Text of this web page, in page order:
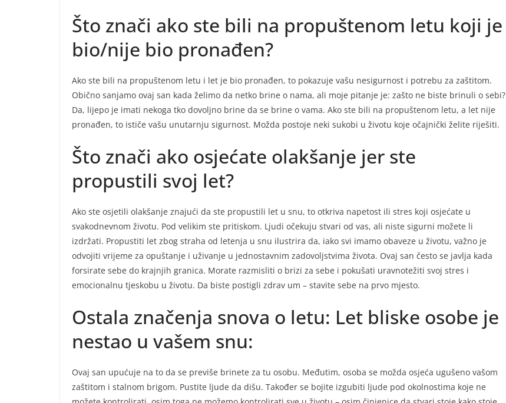
Što znači ako ste bili na propuštenom letu koji je
bio/nije bio pronađen?
Ako ste bili na propuštenom letu i let je bio pronađen, to pokazuje vašu nesigurnost i potrebu za zaštitom.
Obično sanjamo ovaj san kada želimo da netko brine o nama, ali moje pitanje je: zašto ne biste brinuli o sebi?
Da, lijepo je imati nekoga tko dovoljno brine da se brine o vama. Ako ste bili na propuštenom letu, a let nije
pronađen, to ističe vašu unutarnju sigurnost. Možda postoje neki sukobi u životu koje očajnički želite riješiti.
Što znači ako osjećate olakšanje jer ste
propustili svoj let?
Ako ste osjetili olakšanje znajući da ste propustili let u snu, to otkriva napetost ili stres koji osjećate u
svakodnevnom životu. Pod velikim ste pritiskom. Ljudi očekuju stvari od vas, ali niste sigurni možete li
izdržati. Propustiti let zbog straha od letenja u snu ilustrira da, iako svi imamo obaveze u životu, važno je
odvojiti vrijeme za opuštanje i uživanje u jednostavnim zadovoljstvima života. Ovaj san često se javlja kada
forsirate sebe do krajnjih granica. Morate razmisliti o brizi za sebe i pokušati uravnotežiti svoj stres i
emocionalnu tjeskobu u životu. Da biste postigli zdrav um – stavite sebe na prvo mjesto.
Ostala značenja snova o letu: Let bliske osobe je
nestao u vašem snu:
Ovaj san upućuje na to da se previše brinete za tu osobu. Međutim, osoba se možda osjeća ugušeno vašom
zaštitom i stalnom brigom. Pustite ljude da dišu. Također se bojite izgubiti ljude pod okolnostima koje ne